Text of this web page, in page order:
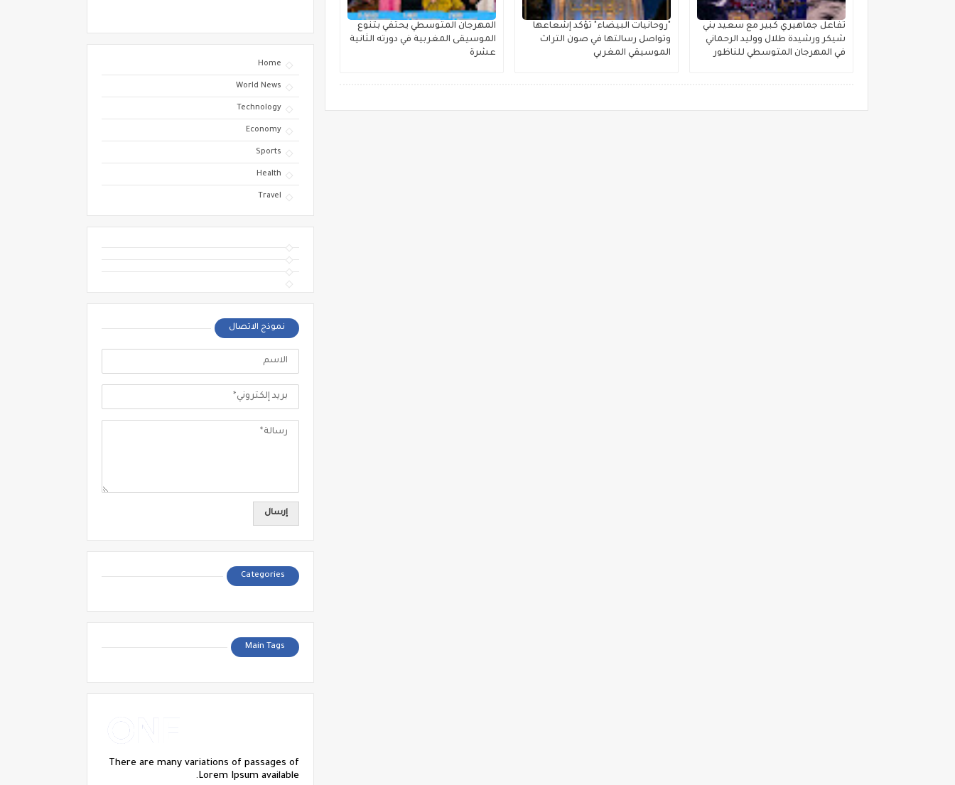
تفاعل جماهيري كبير مع سعيد بني
شيكر ورشيدة طلال ووليد الرحماني
في المهرجان المتوسطي للناظور
"روحانيات البيضاء" تؤكد إشعاعها
وتواصل رسالتها في صون التراث
الموسيقي المغربي
المهرجان المتوسطي يحتفي بتنوع
الموسيقى المغربية في دورته الثانية
عشرة
Home
World News
Technology
Economy
Sports
Health
Travel
نموذج الاتصال
Categories
Main Tags
There are many variations of passages of
Lorem Ipsum available.